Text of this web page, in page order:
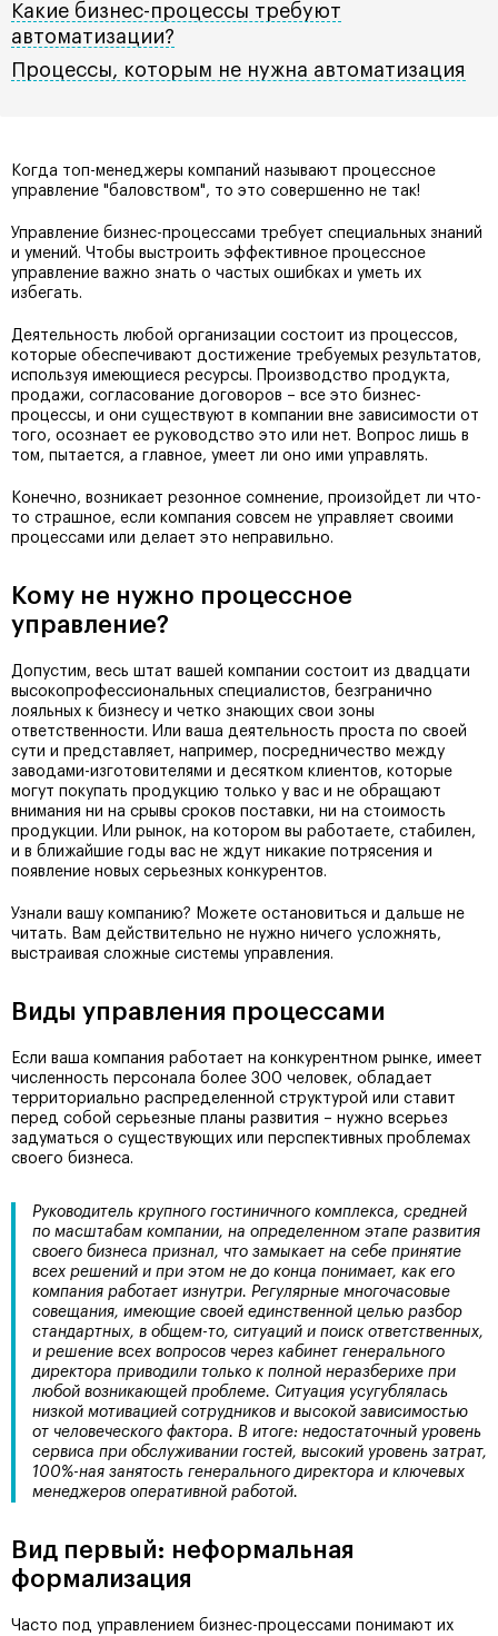
Какие бизнес-процессы требуют
автоматизации?
Процессы, которым не нужна автоматизация
Когда топ-менеджеры компаний называют процессное
управление "баловством", то это совершенно не так!
Управление бизнес-процессами требует специальных знаний
и умений. Чтобы выстроить эффективное процессное
управление важно знать о частых ошибках и уметь их
избегать.
Деятельность любой организации состоит из процессов,
которые обеспечивают достижение требуемых результатов,
используя имеющиеся ресурсы. Производство продукта,
продажи, согласование договоров – все это бизнес-
процессы, и они существуют в компании вне зависимости от
того, осознает ее руководство это или нет. Вопрос лишь в
том, пытается, а главное, умеет ли оно ими управлять.
Конечно, возникает резонное сомнение, произойдет ли что-
то страшное, если компания совсем не управляет своими
процессами или делает это неправильно.
Кому не нужно процессное
управление?
Допустим, весь штат вашей компании состоит из двадцати
высокопрофессиональных специалистов, безгранично
лояльных к бизнесу и четко знающих свои зоны
ответственности. Или ваша деятельность проста по своей
сути и представляет, например, посредничество между
заводами-изготовителями и десятком клиентов, которые
могут покупать продукцию только у вас и не обращают
внимания ни на срывы сроков поставки, ни на стоимость
продукции. Или рынок, на котором вы работаете, стабилен,
и в ближайшие годы вас не ждут никакие потрясения и
появление новых серьезных конкурентов.
Узнали вашу компанию? Можете остановиться и дальше не
читать. Вам действительно не нужно ничего усложнять,
выстраивая сложные системы управления.
Виды управления процессами
Если ваша компания работает на конкурентном рынке, имеет
численность персонала более 300 человек, обладает
территориально распределенной структурой или ставит
перед собой серьезные планы развития – нужно всерьез
задуматься о существующих или перспективных проблемах
своего бизнеса.
Руководитель крупного гостиничного комплекса, средней
по масштабам компании, на определенном этапе развития
своего бизнеса признал, что замыкает на себе принятие
всех решений и при этом не до конца понимает, как его
компания работает изнутри. Регулярные многочасовые
совещания, имеющие своей единственной целью разбор
стандартных, в общем-то, ситуаций и поиск ответственных,
и решение всех вопросов через кабинет генерального
директора приводили только к полной неразберихе при
любой возникающей проблеме. Ситуация усугублялась
низкой мотивацией сотрудников и высокой зависимостью
от человеческого фактора. В итоге: недостаточный уровень
сервиса при обслуживании гостей, высокий уровень затрат,
100%-ная занятость генерального директора и ключевых
менеджеров оперативной работой.
Вид первый: неформальная
формализация
Часто под управлением бизнес-процессами понимают их